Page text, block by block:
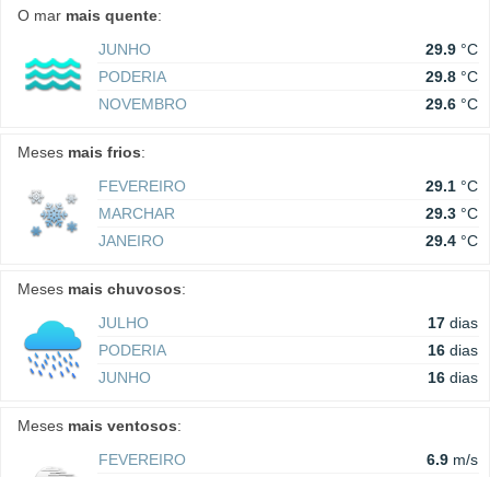
O mar mais quente:
JUNHO
29.9 °C
PODERIA
29.8 °C
NOVEMBRO
29.6 °C
Meses mais frios:
FEVEREIRO
29.1 °C
MARCHAR
29.3 °C
JANEIRO
29.4 °C
Meses mais chuvosos:
JULHO
17 dias
PODERIA
16 dias
JUNHO
16 dias
Meses mais ventosos:
FEVEREIRO
6.9 m/s